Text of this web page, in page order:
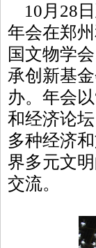
10月28
年会在郑
国文物学
承创新基
办。年会
和经济论
多种经济
界多元文
交流。